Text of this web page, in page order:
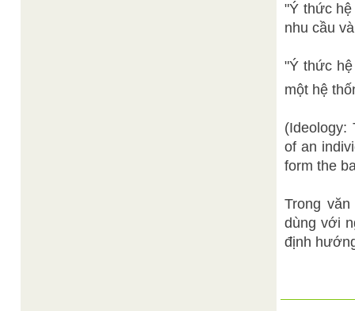
"Ý thức
nhu cầu
"Ý thức
một hệ
(Ideology:
of an
form the
Trong
dùng với
định